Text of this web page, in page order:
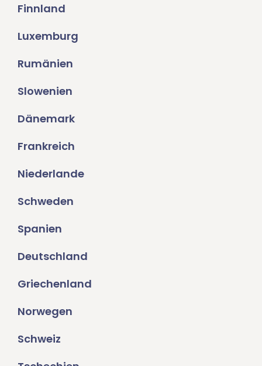
Finnland
Luxemburg
Rumänien
Slowenien
Dänemark
Frankreich
Niederlande
Schweden
Spanien
Deutschland
Griechenland
Norwegen
Schweiz